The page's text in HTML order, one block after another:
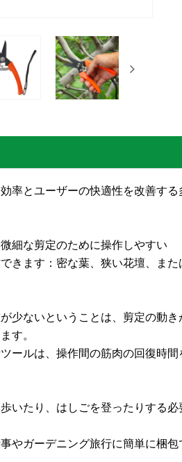
率とユーザーの快適性を改善する
細な剪定のために操作しやすい
きます：密な葉、狭い花壇、ま
少ないということは、剪定の動
す。
ールは、操作間の筋肉の回復時間
いたり、はしごを登ったりする
やガーデニング旅行に簡単に梱包